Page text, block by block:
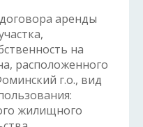
аренды
на
расположенного
г.о., вид
жилищного